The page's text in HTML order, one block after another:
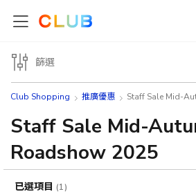
Club Shopping 推廣優惠 Staff Sale Mid-
Staff Sale Mid-
Roadshow 2025
篩選
已選項目